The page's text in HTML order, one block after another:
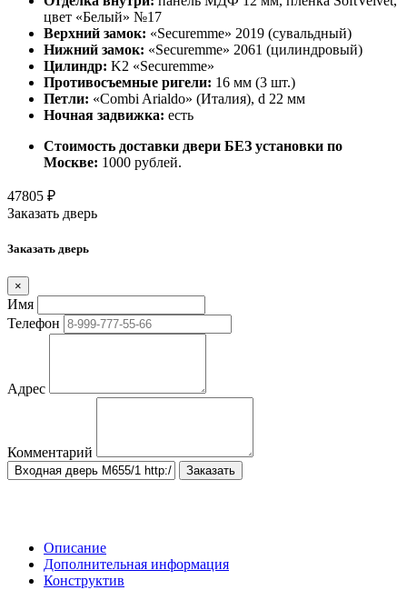
цвет «Белый» №17
Верхний замок: «Securemme» 2019 (сувальдный)
Нижний замок: «Securemme» 2061 (цилиндровый)
Цилиндр: K2 «Securemme»
Противосъемные ригели: 16 мм (3 шт.)
Петли: «Combi Arialdo» (Италия), d 22 мм
Ночная задвижка: есть
Стоимость доставки двери БЕЗ установки по
Москве: 1000 рублей.
47805 ₽
Заказать дверь
Заказать дверь
×
Имя
Телефон
Адрес
Комментарий
Заказать
Описание
Дополнительная информация
Конструктив